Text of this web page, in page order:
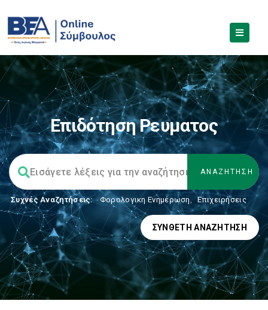
Επιδότηση Ρευματος
Συχνές Αναζητήσεις: Φορολογικη Ενημέρωση, Επιχειρήσεις
ΣΎΝΘΕΤΗ ΑΝΑΖΉΤΗΣΗ